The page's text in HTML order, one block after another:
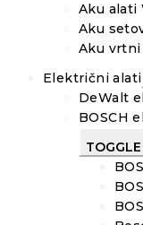
Aku alati
Aku
Aku vrtni
Električni alati
DeWalt
BOSCH